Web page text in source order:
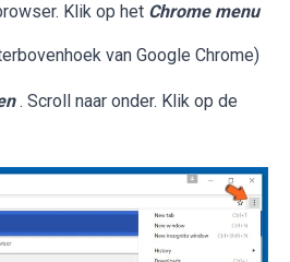
Klik op het Chrome menu
van Google Chrome)
. Scroll naar onder. Klik op de